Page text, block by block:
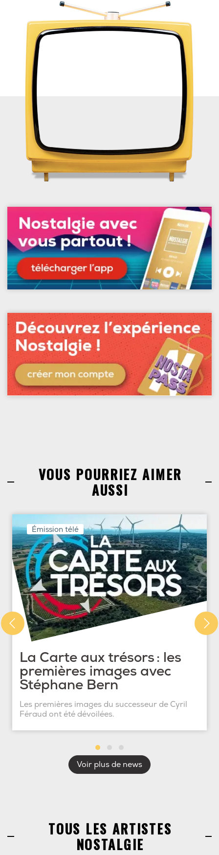
VOUS POURRIEZ AIMER
AUSSI
Émission télé
La Carte aux trésors : les
premières images avec
Stéphane Bern
Les premières images du successeur de Cyril
Féraud ont été dévoilées.
Voir plus de news
TOUS LES ARTISTES
NOSTALGIE